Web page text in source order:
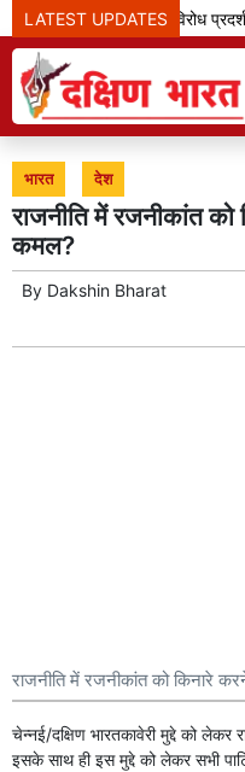
LATEST UPDATES
झारखंड: छात्रों के विरोध
भारत देश
राजनीति में रजनीकांत
कमल?
By Dakshin Bharat
राजनीति में रजनीकांत को किनारे
चेन्नई/दक्षिण भारतकावेरी मुद्दे को लेकर
इसके साथ ही इस मुद्दे को लेकर सभी